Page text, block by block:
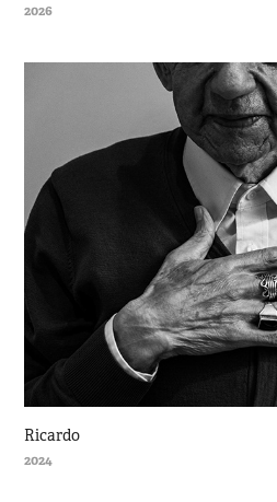
2026
Ricardo
2024